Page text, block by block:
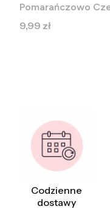
Pomarańczowo
Cena
9,99 zł
Codzienne
dostawy